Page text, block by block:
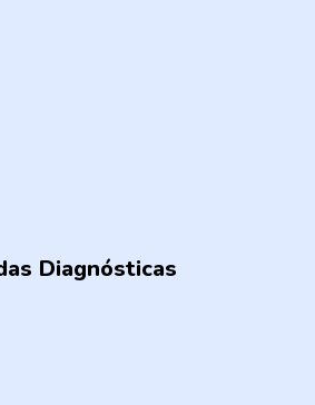
Diagnósticas